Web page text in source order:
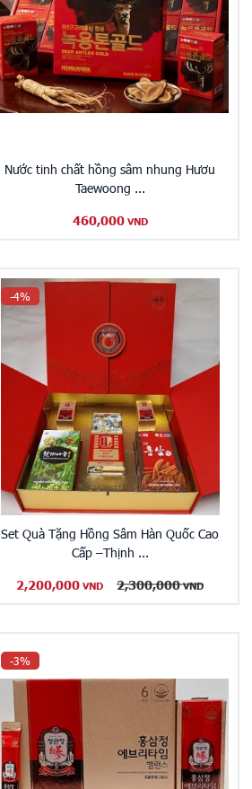
Nước tinh chất hồng sâm nhung Hươu
Taewoong ...
460,000 VND
-4%
Set Quà Tặng Hồng Sâm Hàn Quốc Cao
Cấp –Thịnh ...
2,200,000 VND 2,300,000 VND
-3%